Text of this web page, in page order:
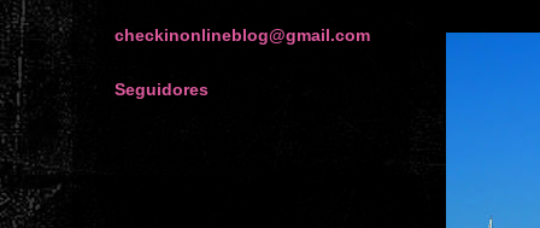
checkinonlineblog@gmail.com
Seguidores